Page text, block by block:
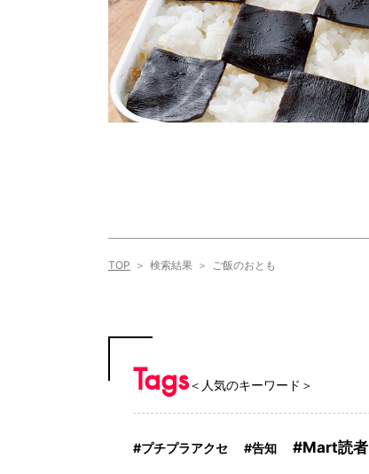
TOP 検索結果 ご飯のおとも
Tags＜人気のキーワード＞
プチプラアクセ 告知 Mart読者